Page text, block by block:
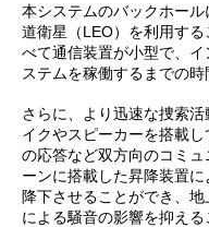
本システムのバックホー
道衛星（LEO）を利用す
べて通信装置が小型で、
ステムを稼働するまでの時
さらに、より迅速な捜索
イクやスピーカーを搭載
の応答など双方向のコミ
ーンに搭載した昇降装置
降下させることができ、
による騒音の影響を抑え